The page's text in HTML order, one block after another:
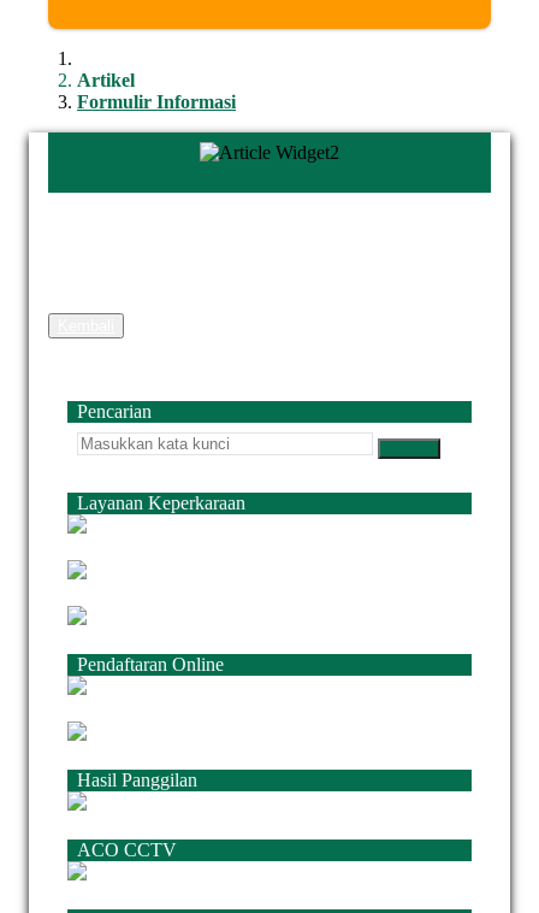
Artikel
Formulir Informasi
Pencarian
Layanan Keperkaraan
Pendaftaran Online
Hasil Panggilan
ACO CCTV